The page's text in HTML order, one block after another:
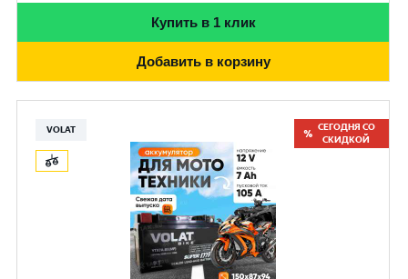
Купить в 1 клик
Добавить в корзину
VOLAT
СЕГОДНЯ СО
СКИДКОЙ